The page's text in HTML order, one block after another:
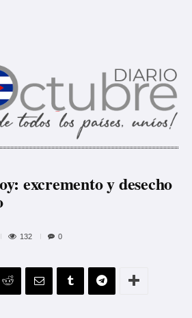
excremento y desecho
132 0